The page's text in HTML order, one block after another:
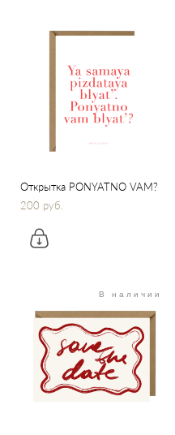
Открытка PONYATNO VAM?
200 pуб.
В наличии